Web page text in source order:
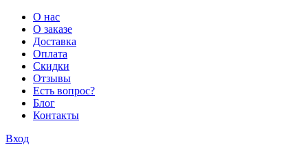
О нас
О заказе
Доставка
Оплата
Скидки
Отзывы
Есть вопрос?
Блог
Контакты
Вход